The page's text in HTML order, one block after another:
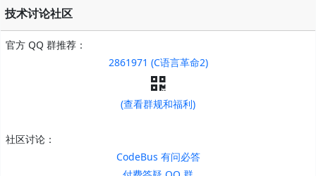
技术讨论社区
官方 QQ 群推荐：
2861971 (C语言革命2)
(查看群规和福利)
社区讨论：
CodeBus 有问必答